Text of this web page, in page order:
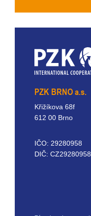
PZK BRNO a.s.
Křižíkova 68f
612 00 Brno
IČO: 29280958
DIČ: CZ29280958